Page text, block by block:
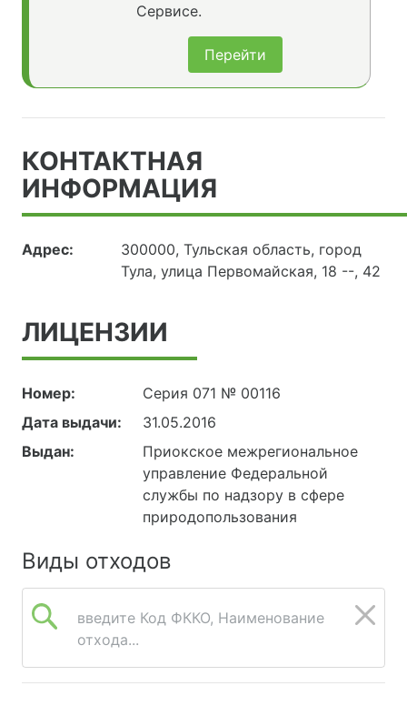
Сервисе.
Перейти
КОНТАКТНАЯ
ИНФОРМАЦИЯ
Адрес:
300000, Тульская область, город
Тула, улица Первомайская, 18 --, 42
ЛИЦЕНЗИИ
Номер:
Серия 071 № 00116
Дата выдачи:
31.05.2016
Выдан:
Приокское межрегиональное
управление Федеральной
службы по надзору в сфере
природопользования
Виды отходов
введите Код ФККО, Наименование
отхода...